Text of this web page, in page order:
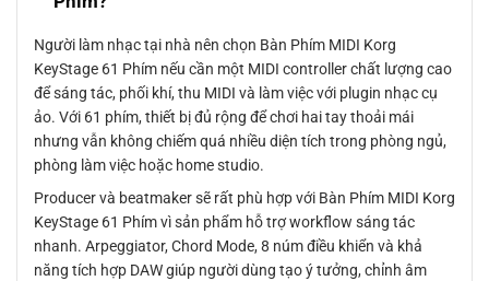
Người làm nhạc tại nhà nên chọn Bàn Phím MIDI Korg
KeyStage 61 Phím nếu cần một MIDI controller chất lượng cao
để sáng tác, phối khí, thu MIDI và làm việc với plugin nhạc cụ
ảo. Với 61 phím, thiết bị đủ rộng để chơi hai tay thoải mái
nhưng vẫn không chiếm quá nhiều diện tích trong phòng ngủ,
phòng làm việc hoặc home studio.
Producer và beatmaker sẽ rất phù hợp với Bàn Phím MIDI Korg
KeyStage 61 Phím vì sản phẩm hỗ trợ workflow sáng tác
nhanh. Arpeggiator, Chord Mode, 8 núm điều khiển và khả
năng tích hợp DAW giúp người dùng tạo ý tưởng, chỉnh âm